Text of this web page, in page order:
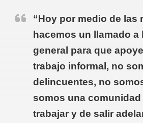
“Hoy por medio de las
hacemos un llamado a
general para que
trabajo informal, no
delincuentes, no
somos una
trabajar y de salir